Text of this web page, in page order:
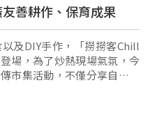
善耕作、保育成果
及DIY手作，「撈撈客Chill
場，為了炒熱現場氣氛，今
市集活動，不僅分享自己過
帶來許多經典歌曲。